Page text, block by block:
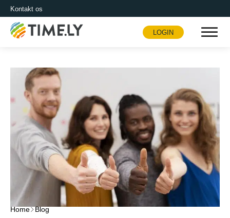
Kontakt os
Timely
LOGIN
Home Blog